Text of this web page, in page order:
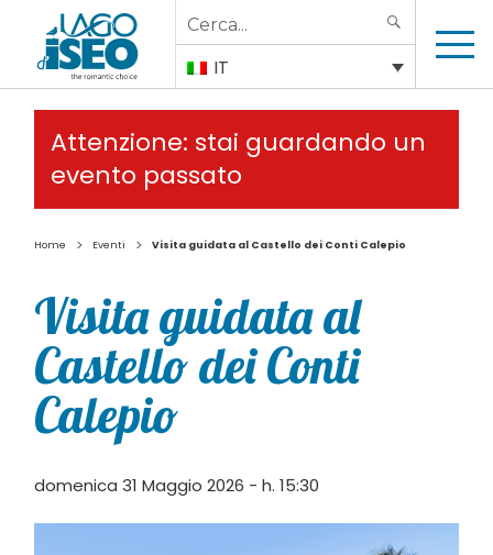
Search
for:
IT
Attenzione: stai guardando un
evento passato
Home > Eventi > Visita guidata al Castello dei Conti Calepio
Visita guidata al
Castello dei Conti
Calepio
domenica 31 Maggio 2026 - h. 15:30